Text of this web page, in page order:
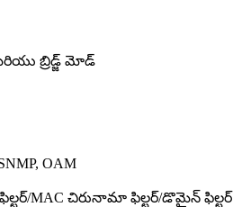
బ్రిడ్జ్ మోడ్
OAM
MAC చిరునామా ఫిల్టర్/డొమైన్ ఫిల్టర్